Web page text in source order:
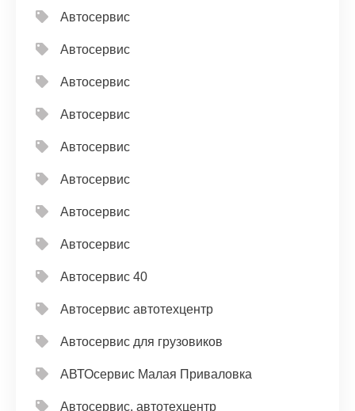
Автосервис
Автосервис
Автосервис
Автосервис
Автосервис
Автосервис
Автосервис
Автосервис
Автосервис 40
Автосервис автотехцентр
Автосервис для грузовиков
АВТОсервис Малая Приваловка
Автосервис, автотехцентр